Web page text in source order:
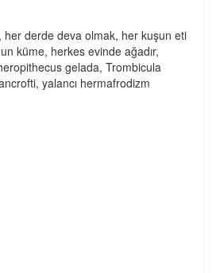
her derde deva olmak, her kuşun eti
küme, herkes evinde ağadır,
gelada, Trombicula
yalancı hermafrodizm